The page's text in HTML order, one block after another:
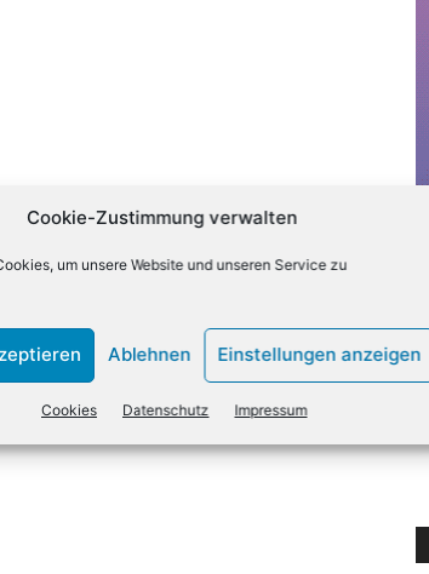
Cookie-Zustimmung verwalten
um unsere Website und unseren Service zu
Ablehnen Einstellungen anzeigen
Cookies Datenschutz Impressum